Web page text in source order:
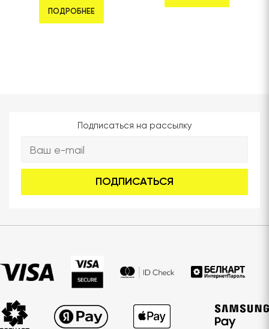
ПОДРОБНЕЕ
Подписаться на рассылку
ПОДПИСАТЬСЯ